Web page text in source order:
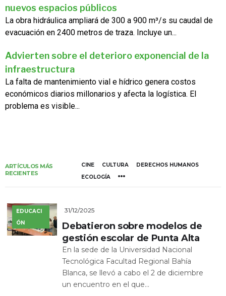
nuevos espacios públicos
La obra hidráulica ampliará de 300 a 900 m³/s su caudal de
evacuación en 2400 metros de traza. Incluye un...
Advierten sobre el deterioro exponencial de la
infraestructura
La falta de mantenimiento vial e hídrico genera costos
económicos diarios millonarios y afecta la logística. El
problema es visible...
ARTÍCULOS MÁS
RECIENTES
CINE CULTURA
DERECHOS HUMANOS
ECOLOGÍA
EDUCACI
ÓN
31/12/2025
Debatieron sobre modelos de
gestión escolar de Punta Alta
En la sede de la Universidad Nacional
Tecnológica Facultad Regional Bahía
Blanca, se llevó a cabo el 2 de diciembre
un encuentro en el que...